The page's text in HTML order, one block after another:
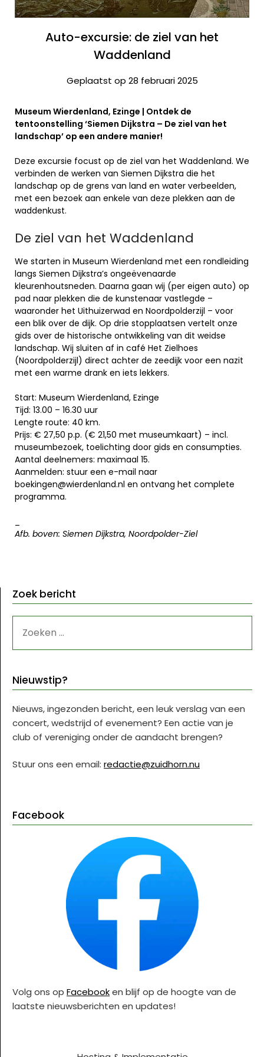
Auto-excursie: de ziel van het
Waddenland
Geplaatst op 28 februari 2025
Museum Wierdenland, Ezinge | Ontdek de
tentoonstelling ‘Siemen Dijkstra – De ziel van het
landschap’ op een andere manier!
Deze excursie focust op de ziel van het Waddenland. We
verbinden de werken van Siemen Dijkstra die het
landschap op de grens van land en water verbeelden,
met een bezoek aan enkele van deze plekken aan de
waddenkust.
De ziel van het Waddenland
We starten in Museum Wierdenland met een rondleiding
langs Siemen Dijkstra’s ongeëvenaarde
kleurenhoutsneden. Daarna gaan wij (per eigen auto) op
pad naar plekken die de kunstenaar vastlegde –
waaronder het Uithuizerwad en Noordpolderzijl – voor
een blik over de dijk. Op drie stopplaatsen vertelt onze
gids over de historische ontwikkeling van dit weidse
landschap. Wij sluiten af in café Het Zielhoes
(Noordpolderzijl) direct achter de zeedijk voor een nazit
met een warme drank en iets lekkers.
Start: Museum Wierdenland, Ezinge
Tijd: 13.00 – 16.30 uur
Lengte route: 40 km.
Prijs: € 27,50 p.p. (€ 21,50 met museumkaart) – incl.
museumbezoek, toelichting door gids en consumpties.
Aantal deelnemers: maximaal 15.
Aanmelden: stuur een e-mail naar
boekingen@wierdenland.nl en ontvang het complete
programma.
Afb. boven: Siemen Dijkstra, Noordpolder-Ziel
Zoek bericht
NAAR:
Nieuwstip?
Nieuws, ingezonden bericht, een leuk verslag van een
concert, wedstrijd of evenement? Een actie van je
club of vereniging onder de aandacht brengen?
Stuur ons een email: redactie@zuidhorn.nu
Facebook
Volg ons op Facebooken blijf op de hoogte van de
laatste nieuwsberichten en updates!